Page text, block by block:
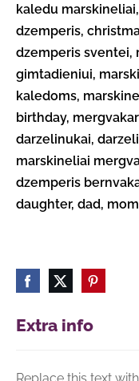
Extra info
kaledu
dzemperis,
dzemperis sventei,
gimtadieniui,
kaledoms,
birthday,
darzelinukai,
marskineliai
dzemperis
daughter, dad,